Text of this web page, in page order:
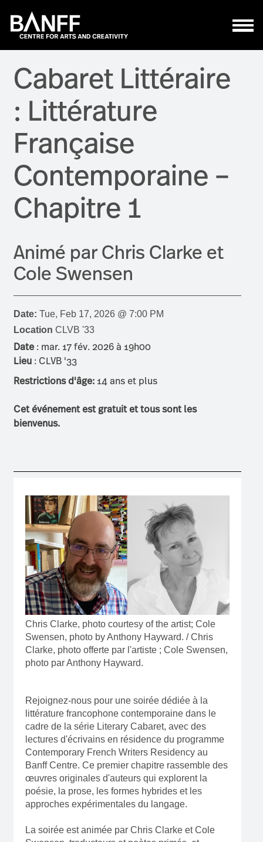
Cabaret Littéraire
: Littérature
Française
Contemporaine –
Chapitre 1
Animé par Chris Clarke et
Cole Swensen
Date:
Tue, Feb 17, 2026 @ 7:00 PM
Location CLVB '33
Date: mar. 17 fév. 2026 à 19h00
Lieu : CLVB '33
Restrictions d'âge: 14 ans et plus
Cet événement est gratuit et tous sont les
bienvenus.
Chris Clarke, photo courtesy of the artist; Cole
Swensen, photo by Anthony Hayward. / Chris
Clarke, photo offerte par l'artiste ; Cole Swensen,
photo par Anthony Hayward.
Rejoignez-nous pour une soirée dédiée à la
littérature francophone contemporaine dans le
cadre de la série Literary Cabaret, avec des
lectures d'écrivains en résidence du programme
Contemporary French Writers Residency au
Banff Centre. Ce premier chapitre rassemble des
œuvres originales d'auteurs qui explorent la
poésie, la prose, les formes hybrides et les
approches expérimentales du langage.
La soirée est animée par Chris Clarke et Cole